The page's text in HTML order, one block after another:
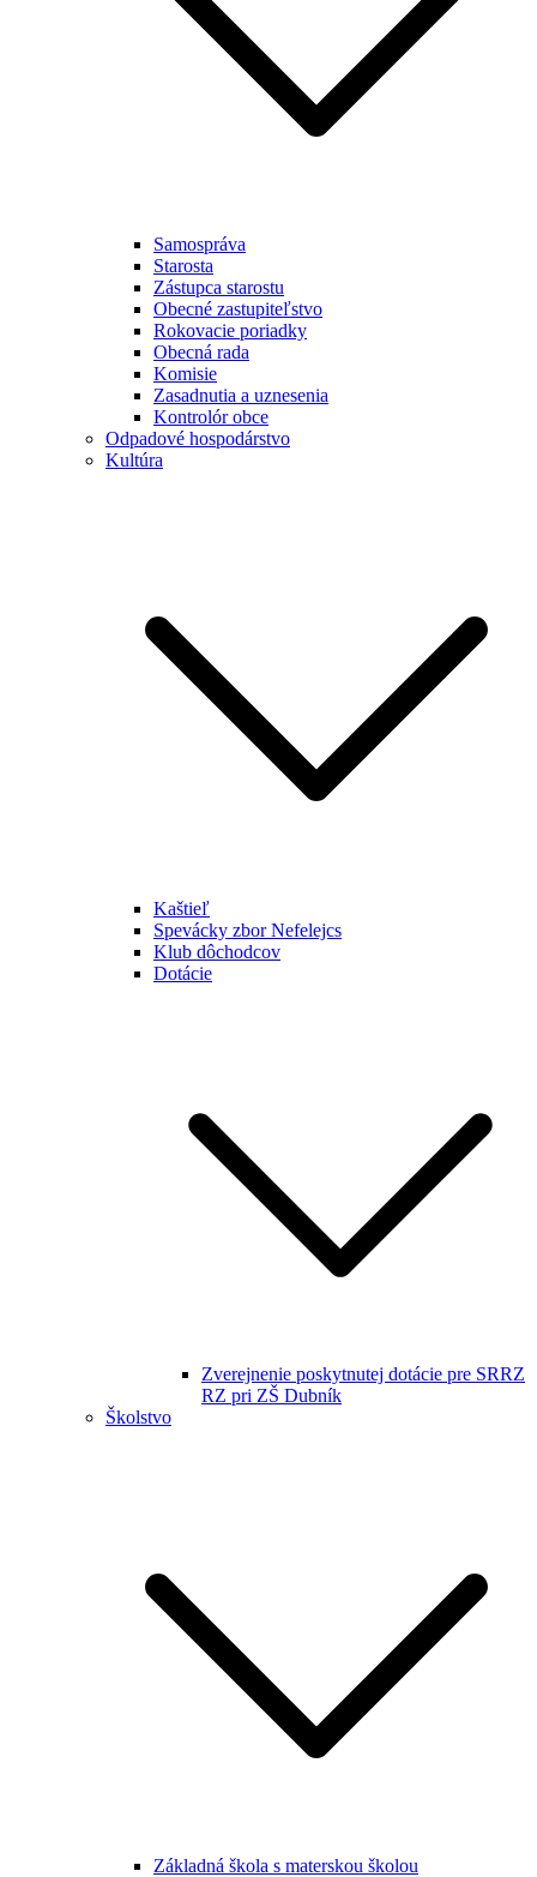
Samospráva
Starosta
Zástupca starostu
Obecné zastupiteľstvo
Rokovacie poriadky
Obecná rada
Komisie
Zasadnutia a uznesenia
Kontrolór obce
Odpadové hospodárstvo
Kultúra
Kaštieľ
Spevácky zbor Nefelejcs
Klub dôchodcov
Dotácie
Zverejnenie poskytnutej dotácie pre SRRZ
RZ pri ZŠ Dubník
Školstvo
Základná škola s materskou školou